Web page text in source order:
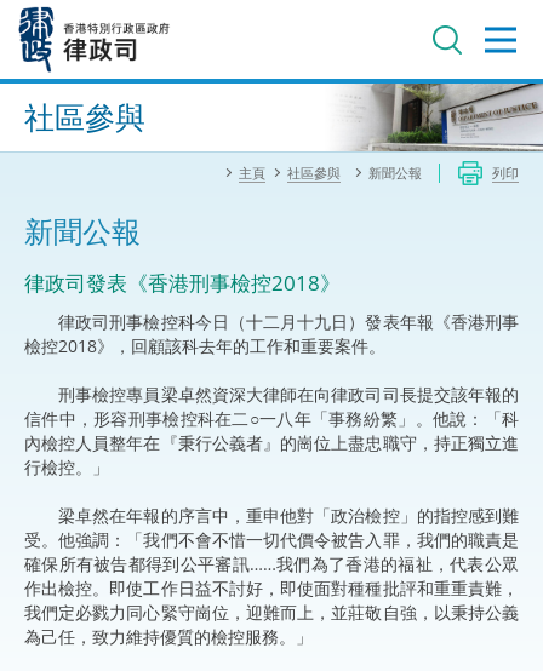
內
進階搜尋
社區參與
主頁 社區參與 新聞公報 列印
新聞公報
律政司發表《香港刑事檢控2018》
律政司刑事檢控科今日（十二月十九日）發表年報《香港刑事
檢控2018》，回顧該科去年的工作和重要案件。
刑事檢控專員梁卓然資深大律師在向律政司司長提交該年報的
信件中，形容刑事檢控科在二○一八年「事務紛繁」。他說：「科
內檢控人員整年在『秉行公義者』的崗位上盡忠職守，持正獨立進
行檢控。」
梁卓然在年報的序言中，重申他對「政治檢控」的指控感到難
受。他強調：「我們不會不惜一切代價令被告入罪，我們的職責是
確保所有被告都得到公平審訊……我們為了香港的福祉，代表公眾
作出檢控。即使工作日益不討好，即使面對種種批評和重重責難，
我們定必戮力同心緊守崗位，迎難而上，並莊敬自強，以秉持公義
為己任，致力維持優質的檢控服務。」